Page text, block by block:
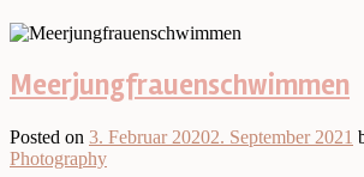
Meerjungfrauenschwimmen
Posted on 3. Februar 20202. September 2021
Photography